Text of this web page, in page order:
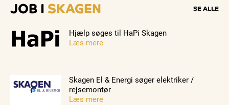
JOB I SKAGEN SE ALLE
Hjælp søges til HaPi Skagen
Læs mere
Skagen El & Energi søger elektriker /
rejsemontør
Læs mere